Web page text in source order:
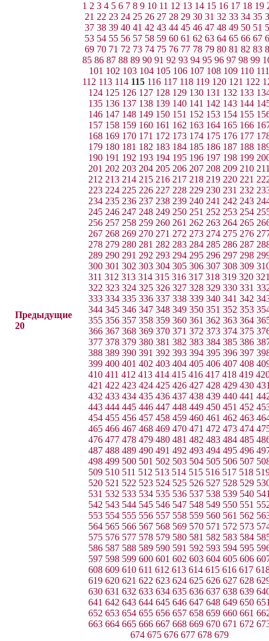
Предыдущие
20
1 2 3 4 5 6 7 8 9 10 11 12 13 14 15 16 17 18 19
21 22 23 24 25 26 27 28 29 30 31 32 33 34 35
37 38 39 40 41 42 43 44 45 46 47 48 49 50 51
53 54 55 56 57 58 59 60 61 62 63 64 65 66 67
69 70 71 72 73 74 75 76 77 78 79 80 81 82 83
85 86 87 88 89 90 91 92 93 94 95 96 97 98 99
101 102 103 104 105 106 107 108 109 110 111
112 113 114 115 116 117 118 119 120 121 122
124 125 126 127 128 129 130 131 132 133
135 136 137 138 139 140 141 142 143 144
146 147 148 149 150 151 152 153 154 155
157 158 159 160 161 162 163 164 165 166
168 169 170 171 172 173 174 175 176 177
179 180 181 182 183 184 185 186 187 188
190 191 192 193 194 195 196 197 198 199
201 202 203 204 205 206 207 208 209 210
212 213 214 215 216 217 218 219 220 221
223 224 225 226 227 228 229 230 231 232
234 235 236 237 238 239 240 241 242 243
245 246 247 248 249 250 251 252 253 254
256 257 258 259 260 261 262 263 264 265
267 268 269 270 271 272 273 274 275 276
278 279 280 281 282 283 284 285 286 287
289 290 291 292 293 294 295 296 297 298
300 301 302 303 304 305 306 307 308 309
311 312 313 314 315 316 317 318 319 320
322 323 324 325 326 327 328 329 330 331
333 334 335 336 337 338 339 340 341 342
344 345 346 347 348 349 350 351 352 353
355 356 357 358 359 360 361 362 363 364
366 367 368 369 370 371 372 373 374 375
377 378 379 380 381 382 383 384 385 386
388 389 390 391 392 393 394 395 396 397
399 400 401 402 403 404 405 406 407 408
410 411 412 413 414 415 416 417 418 419
421 422 423 424 425 426 427 428 429 430
432 433 434 435 436 437 438 439 440 441
443 444 445 446 447 448 449 450 451 452
454 455 456 457 458 459 460 461 462 463
465 466 467 468 469 470 471 472 473 474
476 477 478 479 480 481 482 483 484 485
487 488 489 490 491 492 493 494 495 496
498 499 500 501 502 503 504 505 506 507
509 510 511 512 513 514 515 516 517 518
520 521 522 523 524 525 526 527 528 529
531 532 533 534 535 536 537 538 539 540
542 543 544 545 546 547 548 549 550 551
553 554 555 556 557 558 559 560 561 562
564 565 566 567 568 569 570 571 572 573
575 576 577 578 579 580 581 582 583 584
586 587 588 589 590 591 592 593 594 595
597 598 599 600 601 602 603 604 605 606
608 609 610 611 612 613 614 615 616 617
619 620 621 622 623 624 625 626 627 628
630 631 632 633 634 635 636 637 638 639
641 642 643 644 645 646 647 648 649 650
652 653 654 655 656 657 658 659 660 661
663 664 665 666 667 668 669 670 671 672
674 675 676 677 678 679